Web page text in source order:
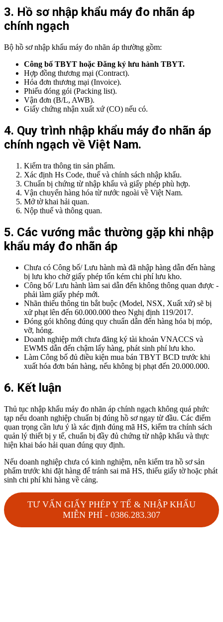
3. Hồ sơ nhập khẩu máy đo nhãn áp
chính ngạch
Bộ hồ sơ nhập khẩu máy đo nhãn áp thường gồm:
Công bố TBYT hoặc Đăng ký lưu hành TBYT.
Hợp đồng thương mại (Contract).
Hóa đơn thương mại (Invoice).
Phiếu đóng gói (Packing list).
Vận đơn (B/L, AWB).
Giấy chứng nhận xuất xứ (CO) nếu có.
4. Quy trình nhập khẩu máy đo nhãn áp
chính ngạch về Việt Nam.
Kiểm tra thông tin sản phẩm.
Xác định Hs Code, thuế và chính sách nhập khẩu.
Chuẩn bị chứng từ nhập khẩu và giấy phép phù hợp.
Vận chuyển hàng hóa từ nước ngoài về Việt Nam.
Mở tờ khai hải quan.
Nộp thuế và thông quan.
5. Các vướng mắc thường gặp khi nhập
khẩu máy đo nhãn áp
Chưa có Công bố/ Lưu hành mà đã nhập hàng dẫn đến hàng
bị lưu kho chờ giấy phép tốn kém chi phí lưu kho.
Công bố/ Lưu hành làm sai dẫn đến không thông quan được -
phải làm giấy phép mới.
Nhãn thiếu thông tin bắt buộc (Model, NSX, Xuất xứ) sẽ bị
xử phạt lên đến 60.000.000 theo Nghị định 119/2017.
Đóng gói không đúng quy chuẩn dẫn đến hàng hóa bị móp,
vỡ, hỏng.
Doanh nghiệp mới chưa đăng ký tài khoản VNACCS và
EWMS dẫn đến chậm lấy hàng, phát sinh phí lưu kho.
Làm Công bố đủ điều kiện mua bán TBYT BCD trước khi
xuất hóa đơn bán hàng, nếu không bị phạt đến 20.000.000.
6. Kết luận
Thủ tục nhập khẩu máy đo nhãn áp chính ngạch không quá phức
tạp nếu doanh nghiệp chuẩn bị đúng hồ sơ ngay từ đầu. Các điểm
quan trọng cần lưu ý là xác định đúng mã HS, kiểm tra chính sách
quản lý thiết bị y tế, chuẩn bị đầy đủ chứng từ nhập khẩu và thực
hiện khai báo hải quan đúng quy định.
Nếu doanh nghiệp chưa có kinh nghiệm, nên kiểm tra hồ sơ sản
phẩm trước khi đặt hàng để tránh sai mã HS, thiếu giấy tờ hoặc phát
sinh chi phí khi hàng về cảng.
TƯ VẤN GIẤY PHÉP Y TẾ & NHẬP KHẨU
MIỄN PHÍ - 0386.283.307